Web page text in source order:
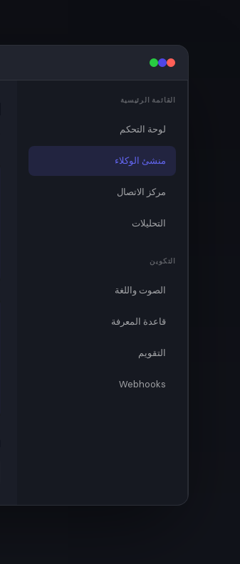
القائمة الرئيسية
لوحة التحكم
منشئ الوكلاء
مركز الاتصال
التحليلات
التكوين
الصوت واللغة
قاعدة المعرفة
التقويم
Webhooks